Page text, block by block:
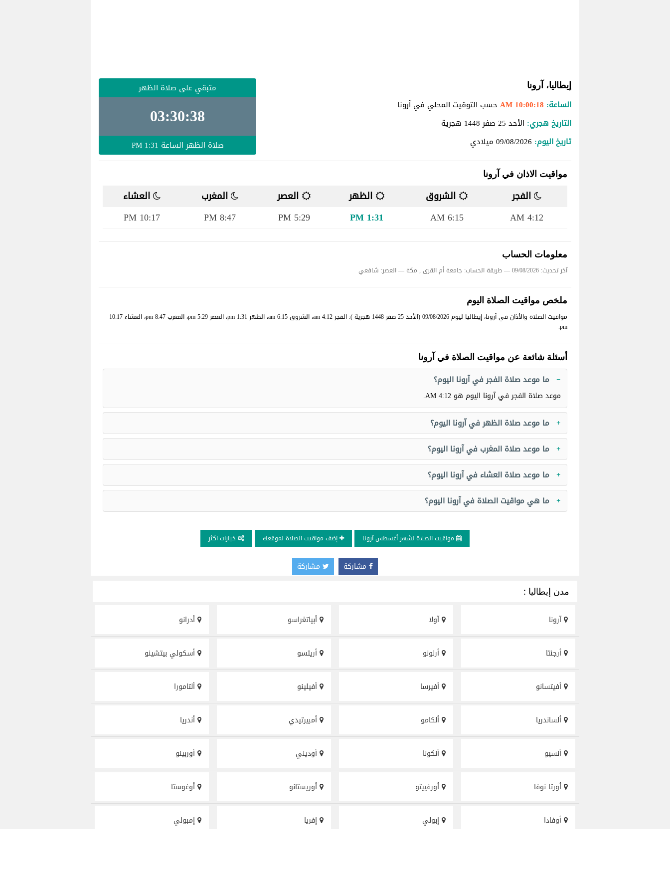
إيطاليا، آرونا
الساعة: 10:00:18 AM
حسب التوقيت المحلي في آرونا
التاريخ هجري: الأحد 25 صفر 1448 هجرية
تاريخ اليوم: 09/08/2026 ميلادي
متبقي على صلاة الظهر
03:30:38
صلاة الظهر الساعة 1:31 PM
مواقيت الاذان في آرونا
الفجر الشروق الظهر العصر المغرب
العشاء
4:12 AM
6:15 AM
1:31 PM
5:29 PM
8:47 PM
10:17 PM
معلومات الحساب
آخر تحديث: 09/08/2026 — طريقة الحساب: جامعة أم القرى , مكة — العصر: شافعي
ملخص مواقيت الصلاة اليوم
مواقيت الصلاة والأذان في آرونا، إيطاليا ليوم 09/08/2026 (الأحد 25 صفر 1448 هجرية ): الفجر 4:12 am، الشروق 6:15 am، الظهر 1:31 pm، العصر 5:29 pm، المغرب 8:47 pm، العشاء 10:17
pm.
أسئلة شائعة عن مواقيت الصلاة في آرونا
ما موعد صلاة الفجر في آرونا اليوم؟
موعد صلاة الفجر في آرونا اليوم هو 4:12 AM
.
ما موعد صلاة الظهر في آرونا اليوم؟
ما موعد صلاة المغرب في آرونا اليوم؟
ما موعد صلاة العشاء في آرونا اليوم؟
ما هي مواقيت الصلاة في آرونا اليوم؟
مواقيت الصلاة لشهر أغسطس آرونا إضف مواقيت الصلاة لموقعك خيارات اكثر
مشاركة مشاركة
مدن إيطاليا :
آرونا آولا أبياتغراسو أدرانو
أرجنتا أرلونو أريتسو أسكولي بيتشينو
أفيتسانو أفيرسا أفيلينو ألتامورا
ألساندريا ألكامو أمبيرتيدي أندريا
أنسيو أنكونا أوديني أوربينو
أورتا نوفا أورفييتو أوريستانو أوغوستا
أوفادا إبولي إفريا إمبولي